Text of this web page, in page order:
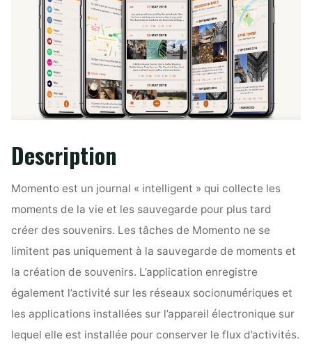
Description
Momento est un journal « intelligent » qui collecte les
moments de la vie et les sauvegarde pour plus tard
créer des souvenirs. Les tâches de Momento ne se
limitent pas uniquement à la sauvegarde de moments et
la création de souvenirs. L’application enregistre
également l’activité sur les réseaux socionumériques et
les applications installées sur l’appareil électronique sur
lequel elle est installée pour conserver le flux d’activités.